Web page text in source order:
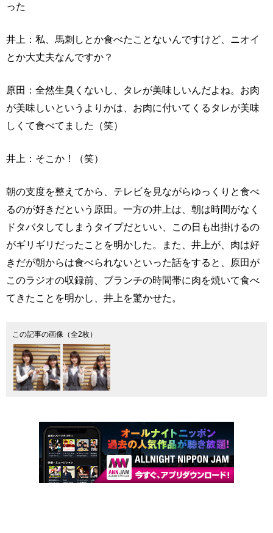
った
井上：私、馬刺しとか食べたことないんですけど、ニオイ
とか大丈夫なんですか？
原田：全然生臭くないし、タレが美味しいんだよね。お肉
が美味しいというよりかは、お肉に付いてくるタレが美味
しくて食べてました（笑）
井上：そこか！（笑）
朝の支度を整えてから、テレビを見ながらゆっくりと食べ
るのが好きだという原田。一方の井上は、朝は時間がなく
ドタバタしてしまうタイプだといい、この日も出掛けるの
がギリギリだったことを明かした。また、井上が、肉は好
きだが朝からは食べられないといった話をすると、原田が
このラジオの収録前、ブランチの時間帯に肉を焼いて食べ
てきたことを明かし、井上を驚かせた。
この記事の画像（全2枚）